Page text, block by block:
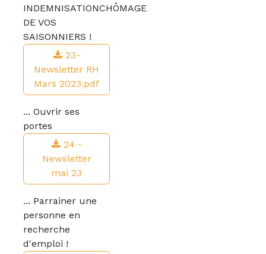
INDEMNISATIONCHÔMAGE
DE VOS
SAISONNIERS !
23-
Newsletter RH
Mars 2023.pdf
... Ouvrir ses
portes
24 -
Newsletter
mai 23
... Parrainer une
personne en
recherche
d'emploi !